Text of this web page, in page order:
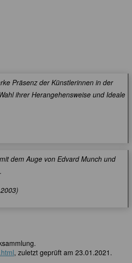
Präsenz der Künstlerinnen in der
ihrer Herangehensweise und Ideale
dem Auge von Edvard Munch und
, zuletzt geprüft am 23.01.2021.